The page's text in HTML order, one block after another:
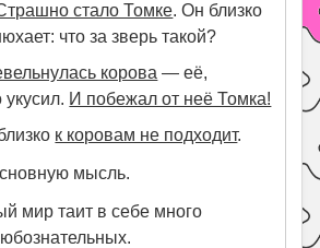
стало Томке. Он близко
что за зверь такой?
корова — её,
укусил. И побежал от неё Томка!
к коровам не подходит.
мысль.
мир таит в себе много